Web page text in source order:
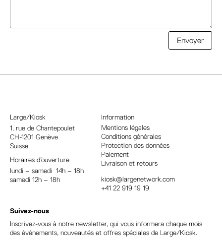
Envoyer
e
Large/Kiosk
1, rue de Chantepoulet
CH-1201 Genève
Suisse
Horaires d’ouverture
lundi – samedi 14h – 18h
samedi 12h – 18h
Information
Mentions légales
Conditions générales
Protection des données
Paiement
Livraison et retours
kiosk@largenetwork.com
+41 22 919 19 19
Suivez-nous
Inscrivez-vous à notre newsletter, qui vous informera chaque mois
des événements, nouveautés et offres spéciales de Large/Kiosk.